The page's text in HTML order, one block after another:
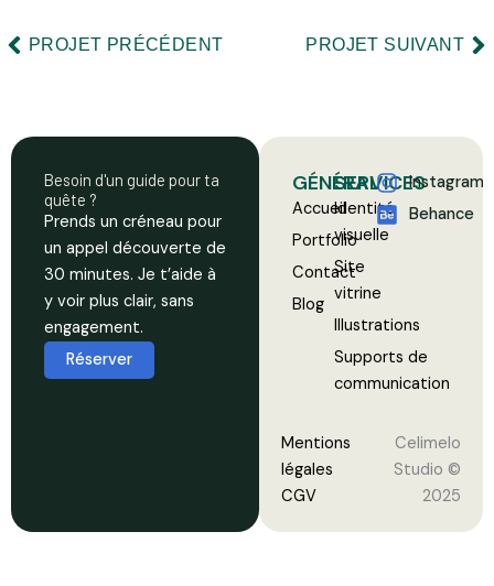
Précédent
PROJET PRÉCÉDENT PROJET SUIVANT
Besoin d'un guide pour ta
quête ?
Prends un créneau pour
un appel découverte de
30 minutes. Je t’aide à
y voir plus clair, sans
engagement.
Réserver
GÉNÉRAL
Accueil
Portfolio
Contact
Blog
SERVICES
Identité
visuelle
Site
vitrine
Illustrations
Supports de
communication
Instagram
Behance
Mentions
légales
CGV
Celimelo
Studio ©
2025